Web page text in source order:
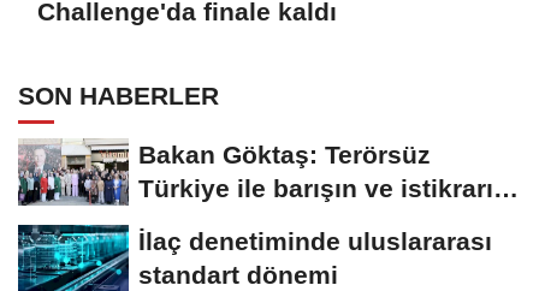
Challenge'da finale kaldı
SON HABERLER
Bakan Göktaş: Terörsüz
Türkiye ile barışın ve istikrarın
güçlendiği...
İlaç denetiminde uluslararası
standart dönemi